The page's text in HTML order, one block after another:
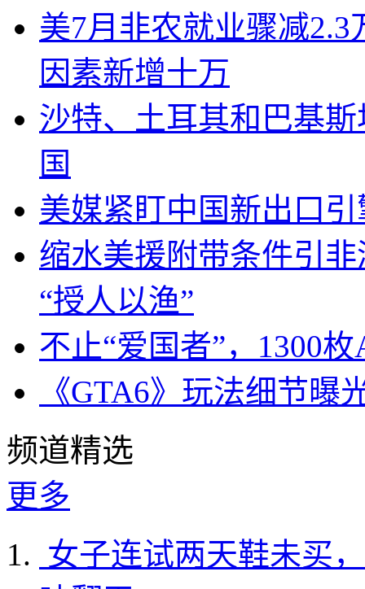
美7月非农就业骤减
因素新增十万
沙特、土耳其和巴基
国
美媒紧盯中国新出口
缩水美援附带条件引
“授人以渔”
不止“爱国者”，1300
《GTA6》玩法细节
频道精选
更多
女子连试两天鞋未买